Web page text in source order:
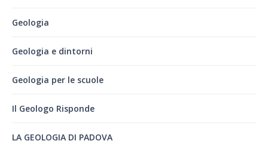
Geologia
Geologia e dintorni
Geologia per le scuole
Il Geologo Risponde
LA GEOLOGIA DI PADOVA